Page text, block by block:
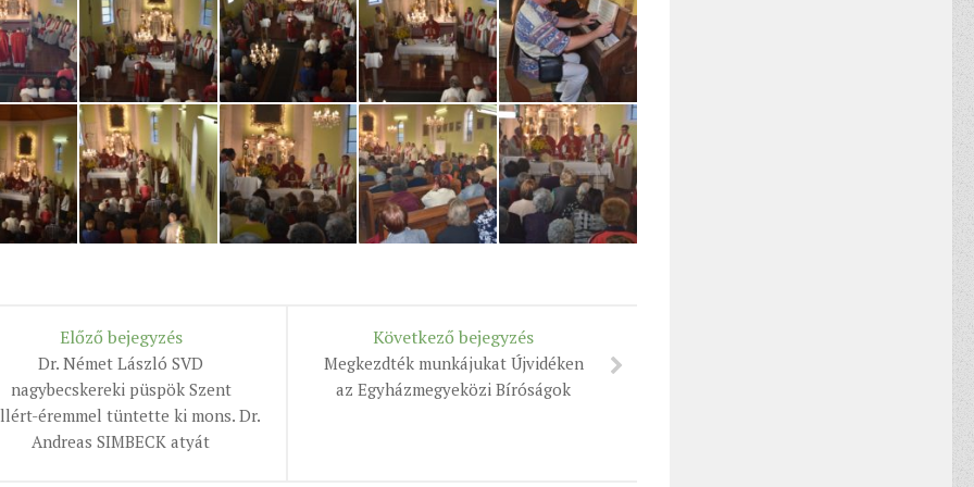
Következő bejegyzés
Megkezdték munkájukat Újvidéken
az Egyházmegyeközi Bíróságok
Előző bejegyzés
Dr. Német László SVD
nagybecskereki püspök Szent
éremmel tüntette ki mons. Dr.
Andreas SIMBECK atyát